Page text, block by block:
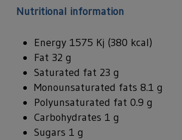
Nutritional information
Energy 1575 Kj (380 kcal)
Fat 32 g
Saturated fat 23 g
Monounsaturated fats 8.1 g
Polyunsaturated fat 0.9 g
Carbohydrates 1 g
Sugars 1 g